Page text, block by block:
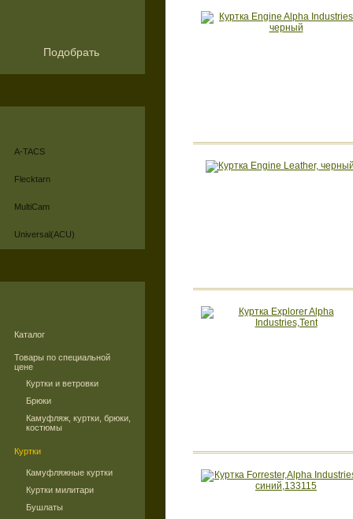
Подобрать
A-TACS
Flecktarn
MultiCam
Universal(ACU)
Каталог
Товары по специальной
цене
Куртки и ветровки
Брюки
Камуфляж, куртки, брюки,
костюмы
Куртки
Камуфляжные куртки
Куртки милитари
Бушлаты